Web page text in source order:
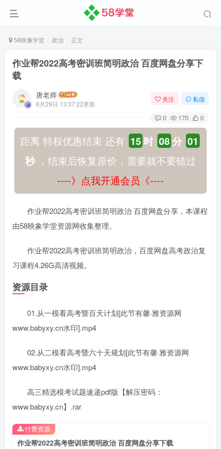
58映像学堂 政治 正文
作业帮2022高考密训班简明政治 百度网盘分享下
载
唐老师
6月29日 13:37:22更新
关注 私信
0 170 0
距离 特权优惠结束 还有 15 时 08分 01
秒，结束后恢复原价，需要就不要错过
----》点我开通会员《----
作业帮2022高考密训班简明政治 百度网盘分享，本课程
由58映象学堂资源网收集整理。
作业帮2022高考密训班简明政治，百度网盘高考政治复
习课程4.26G高清视频。
资源目录
01.从一模看高考暨百天计划[此节有馨·雅资源网
www.babyxy.cn水印].mp4
02.从二模看高考暨六十天规划[此节有馨·雅资源网
www.babyxy.cn水印].mp4
高三精选模考试题速递pdf版【解压密码：
www.babyxy.cn】.rar
作业帮2022高考密训班简明政治 百度网盘分享下载
付费资源